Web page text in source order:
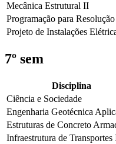
Mecânica Estrutural II
Programação para
Projeto de Instalações
7º sem
Disciplina
Ciência e Sociedade
Engenharia Geotécnica
Estruturas de Concreto
Infraestrutura de Transportes